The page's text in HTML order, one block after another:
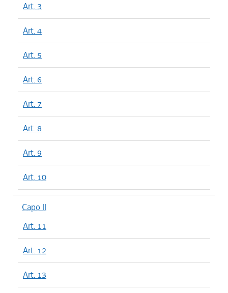
Art. 3
Art. 4
Art. 5
Art. 6
Art. 7
Art. 8
Art. 9
Art. 10
Capo II
Art. 11
Art. 12
Art. 13